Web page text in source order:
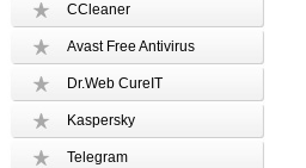
CCleaner
Avast Free Antivirus
Dr.Web CureIT
Kaspersky
Telegram